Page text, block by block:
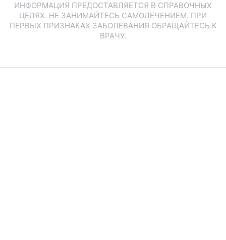
ИНФОРМАЦИЯ ПРЕДОСТАВЛЯЕТСЯ В СПРАВОЧНЫХ
ЦЕЛЯХ. НЕ ЗАНИМАЙТЕСЬ САМОЛЕЧЕНИЕМ. ПРИ
ПЕРВЫХ ПРИЗНАКАХ ЗАБОЛЕВАНИЯ ОБРАЩАЙТЕСЬ К
ВРАЧУ.